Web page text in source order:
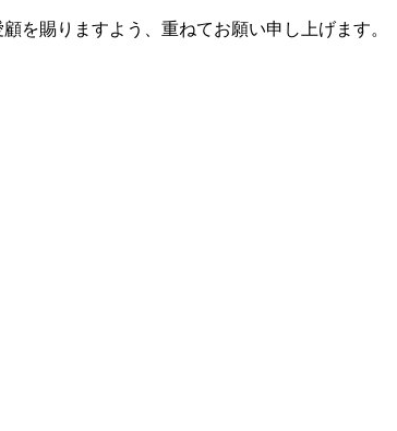
を賜りますよう、重ねてお願い申し上げます。